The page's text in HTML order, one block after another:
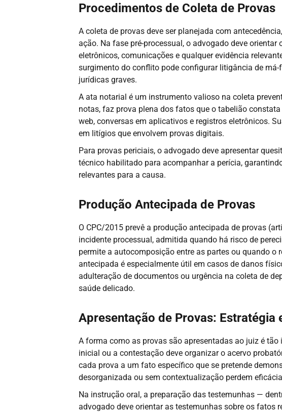
Procedimentos de Coleta de Provas
A coleta de provas deve ser planejada com
ação. Na fase pré-processual, o advogado deve
eletrônicos, comunicações e qualquer evidência
surgimento do conflito pode configurar litigância de
jurídicas graves.
A ata notarial é um instrumento valioso na coleta
notas, faz prova plena dos fatos que o tabelião
web, conversas em aplicativos e registros eletrônicos.
em litígios que envolvem provas digitais.
Para provas periciais, o advogado deve apresentar
técnico habilitado para acompanhar a perícia,
relevantes para a causa.
Produção Antecipada de Provas
O CPC/2015 prevê a produção antecipada de provas
incidente processual, admitida quando há risco de
permite a autocomposição entre as partes ou quando o
antecipada é especialmente útil em casos de danos
adulteração de documentos ou urgência na coleta de
saúde delicado.
Apresentação de Provas: Estratégia
A forma como as provas são apresentadas ao juiz é
inicial ou a contestação deve organizar o acervo
cada prova a um fato específico que se pretende
desorganizada ou sem contextualização perdem
Na instrução oral, a preparação das testemunhas —
advogado deve orientar as testemunhas sobre os fatos